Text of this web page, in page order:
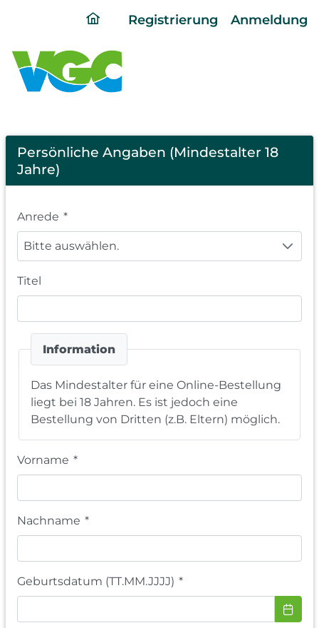
ding
page
Registrierung Anmeldung
Registration
Persönliche Angaben (Mindestalter 18
Jahre)
Anrede *
Bitte auswählen.
Titel
Information
Das Mindestalter für eine Online-Bestellung
liegt bei 18 Jahren. Es ist jedoch eine
Bestellung von Dritten (z.B. Eltern) möglich.
Vorname *
Nachname *
Geburtsdatum (TT.MM.JJJJ) *